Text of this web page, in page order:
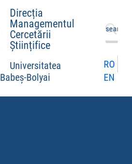
Direcția
Managementul
Cercetării
Științifice
Universitatea
Babeș-Bolyai
Caută
după:
RO
EN